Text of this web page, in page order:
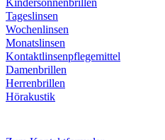
Kindersonnenbrillen
Tageslinsen
Wochenlinsen
Monatslinsen
Kontaktlinsenpflegemittel
Damenbrillen
Herrenbrillen
Hörakustik